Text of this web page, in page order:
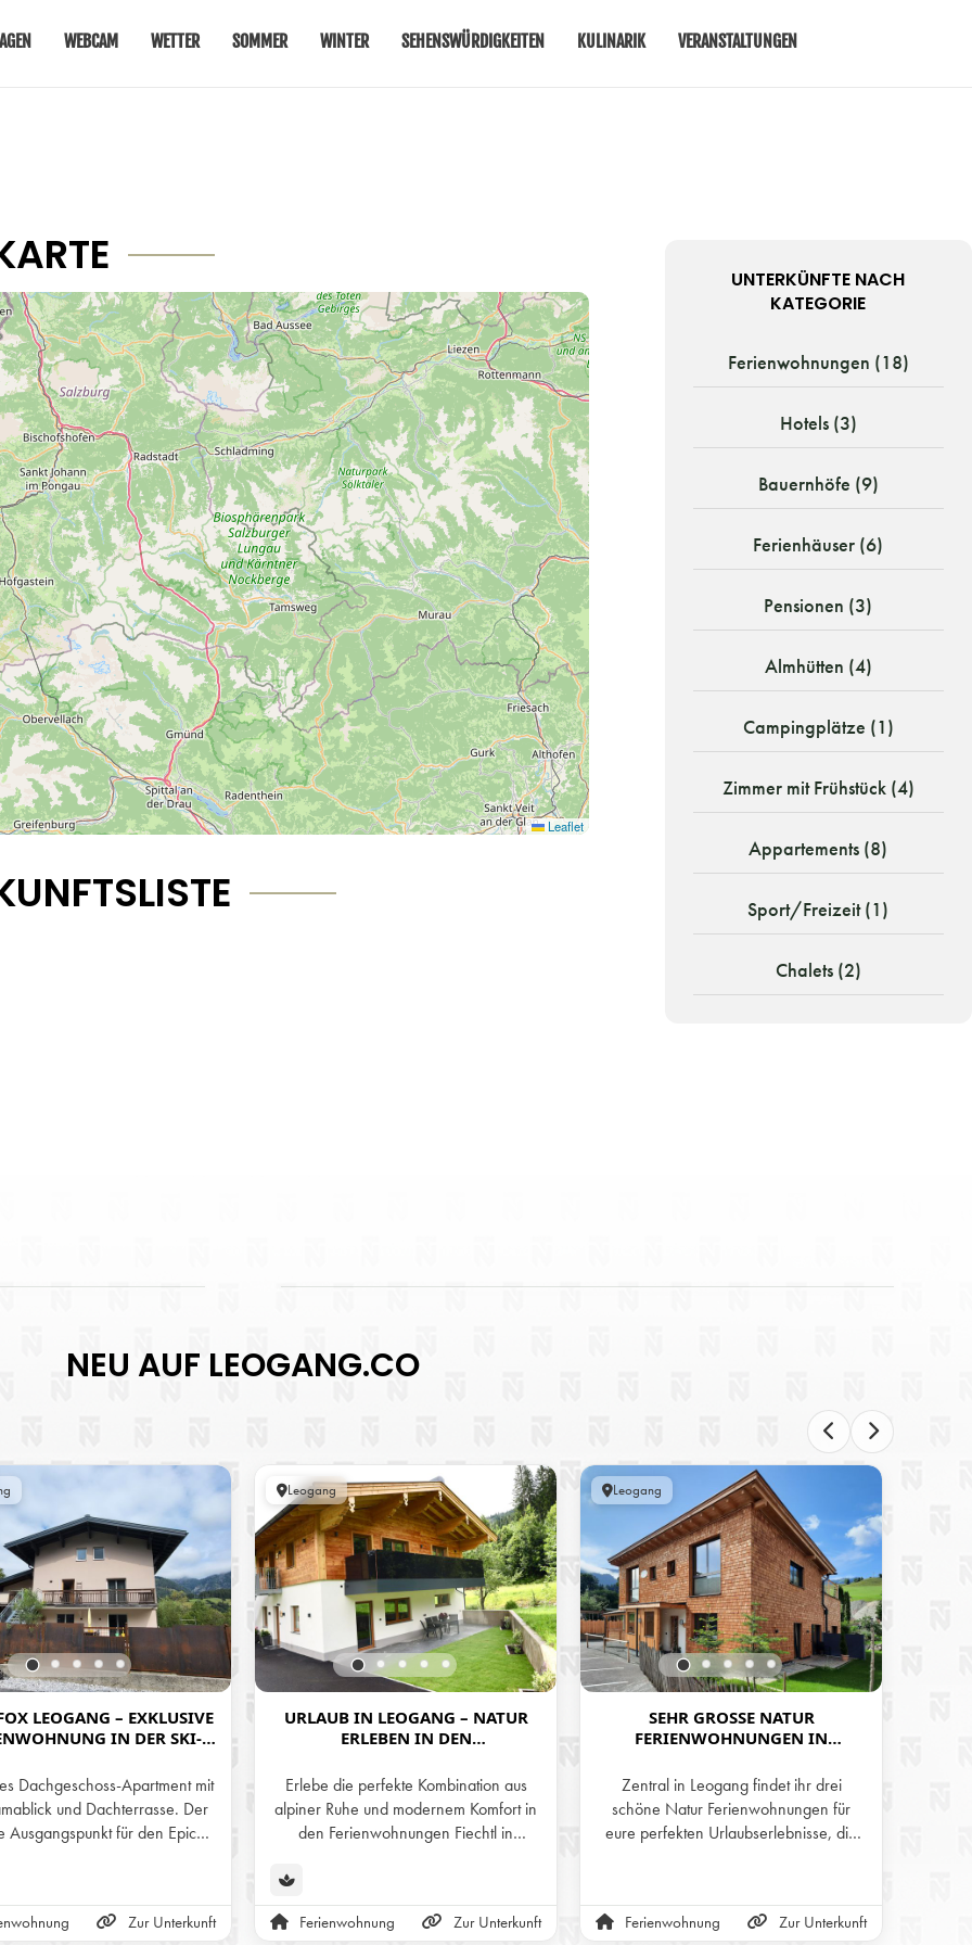
WEBCAM WETTER SOMMER WINTER SEHENSWÜRDIGKEITEN KULINARIK VERANSTALTUNGEN
Leaflet
UNTERKÜNFTE NACH
KATEGORIE
Ferienwohnungen (18)
Hotels (3)
Bauernhöfe (9)
Ferienhäuser (6)
Pensionen (3)
Almhütten (4)
Campingplätze (1)
Zimmer mit Frühstück (4)
Appartements (8)
Sport/Freizeit (1)
Chalets (2)
NEU AUF LEOGANG.CO
LEOGANG – EXKLUSIVE
IN DER SKI-
Dachgeschoss-Apartment mit
und Dachterrasse. Der
Ausgangspunkt für den Epic
in den Skicircus über die Asitz-
Steinbergbahn im Winter.
Zur Unterkunft
Leogang
URLAUB IN LEOGANG – NATUR
ERLEBEN IN DEN
Erlebe die perfekte Kombination aus
alpiner Ruhe und modernem Komfort in
den Ferienwohnungen Fiechtl in
Ferienwohnung Zur Unterkunft
Leogang
SEHR GROSSE NATUR F
ERIENWOHNUNGEN IN
ÜR EURE URLAUBSERLEBNISSE.
Zentral in Leogang findet ihr drei
schöne Natur Ferienwohnungen für
eure perfekten Urlaubserlebnisse, die
Ferienwohnungen von 85 m2 bis 103
m2, für bis zu 7 Personen. Auch für
Ferienwohnung Zur Unterkunft